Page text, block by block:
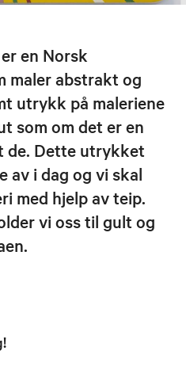
en Norsk
maler abstrakt og
utrykk på maleriene
som om det er en
de. Dette utrykket
av i dag og vi skal
med hjelp av teip.
vi oss til gult og